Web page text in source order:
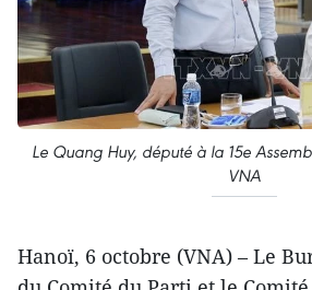
Le Quang Huy, député à la 15e
VNA
Hanoï, 6 octobre (VNA) – Le